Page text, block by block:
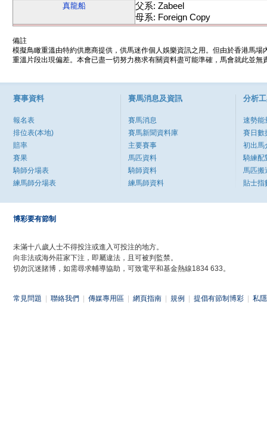
真龍船
父系: Zabeel
母系: Foreign Copy
備註
模擬鳥瞰重溫由特約供應商提供，供馬迷作個人娛樂資訊之用。但由於香港馬
重溫片段出現偏差。本會已盡一切努力務求有關資料盡可能準確，馬會就此並
賽事資料
報名表
排位表(本地)
賠率
賽果
騎師分場表
練馬師分場表
賽馬消息及資訊
賽馬消息
賽馬新聞資料庫
主要賽事
馬匹資料
騎師資料
練馬師資料
分析
速勢能
賽日數
初出馬
騎練配
馬匹搬
貼士指
博彩要有節制
未滿十八歲人士不得投注或進入可投注的地方。
向非法或海外莊家下注，即屬違法，且可被判監禁。
切勿沉迷賭博，如需尋求輔導協助，可致電平和基金熱線1834 633。
常見問題 聯絡我們 傳媒專用區 網頁指南 規例 提倡有節制博彩 私